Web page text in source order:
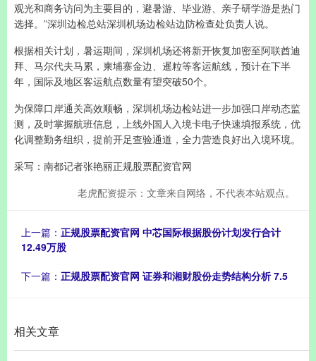
观光和商务访问为主要目的，避暑游、毕业游、亲子研学游是热门
选择。”深圳边检总站深圳机场边检站边防检查处负责人说。
根据相关计划，暑运期间，深圳机场还将新开恢复加密至阿联酋迪
拜、马尔代夫马累，柬埔寨金边、暹粒等客运航线，预计在下半
年，国际及地区客运航点数量有望突破50个。
为保障口岸通关高效顺畅，深圳机场边检站进一步加强口岸动态监
测，及时掌握航班信息，上线外国人入境卡电子快速填报系统，优
化调整勤务组织，提前开足查验通道，全力营造良好出入境环境。
采写：南都记者张艳丽正规股票配资官网
老虎配资提示：文章来自网络，不代表本站观点。
上一篇： 正规股票配资官网 中芯国际根据股份计划发行合计
12.49万股
下一篇： 正规股票配资官网 证券和湘财股份走势结构分析 7.5
相关文章